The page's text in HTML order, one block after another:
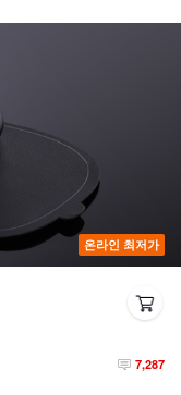
온라인 최저가
7,287